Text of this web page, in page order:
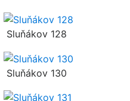
Sluňákov 128
Sluňákov 130